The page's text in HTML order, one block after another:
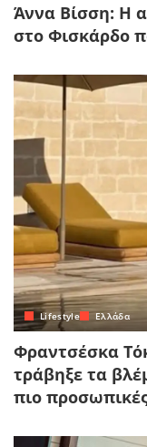
Άννα Βίσση: Η
στο Φισκάρδο
Lifestyle Ελλάδα
Φραντσέσκα
τράβηξε τα
πιο